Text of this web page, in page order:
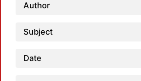
Author
Subject
Date